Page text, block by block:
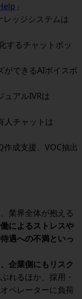
レッジシステムは
するチャットボッ
ができるAIボイスボ
ュアルIVRは
人チャットは
作成支援、VOC抽出
業界全体が抱える
によるストレスや
遇への不満といっ
企業側にもリスク
れるほか、採用・
ペレーターに負荷